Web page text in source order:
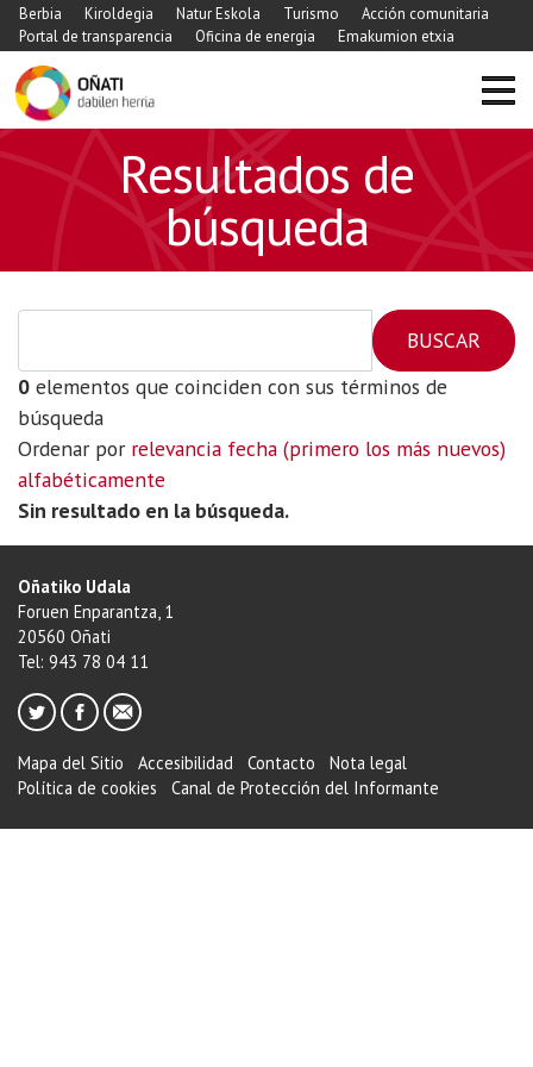
Berbia Kiroldegia Natur Eskola Turismo
Acción comunitaria
Portal de transparencia
Oficina de energia Emakumion etxia
Resultados de
búsqueda
0 elementos que coinciden con sus términos de
búsqueda
Ordenar por relevancia fecha (primero los más nuevos)
alfabéticamente
Sin resultado en la búsqueda.
Oñatiko Udala
Foruen Enparantza, 1
20560 Oñati
Tel: 943 78 04 11
Mapa del Sitio Accesibilidad Contacto
Nota legal
Política de cookies
Canal de Protección del Informante